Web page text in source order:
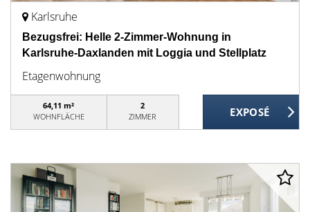
Karlsruhe
Bezugsfrei: Helle 2-Zimmer-Wohnung in
Karlsruhe-Daxlanden mit Loggia und Stellplatz
Etagenwohnung
64,11 m²
WOHNFLÄCHE
2
ZIMMER